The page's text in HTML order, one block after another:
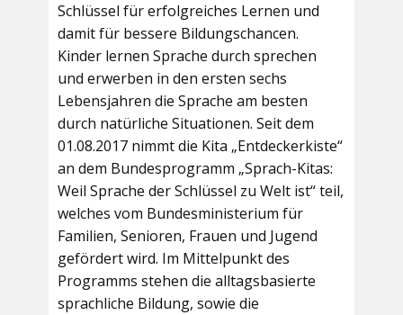
Schlüssel für erfolgreiches Lernen und
damit für bessere Bildungschancen.
Kinder lernen Sprache durch sprechen
und erwerben in den ersten sechs
Lebensjahren die Sprache am besten
durch natürliche Situationen. Seit dem
01.08.2017 nimmt die Kita „Entdeckerkiste“
an dem Bundesprogramm „Sprach-Kitas:
Weil Sprache der Schlüssel zu Welt ist“ teil,
welches vom Bundesministerium für
Familien, Senioren, Frauen und Jugend
gefördert wird. Im Mittelpunkt des
Programms stehen die alltagsbasierte
sprachliche Bildung, sowie die